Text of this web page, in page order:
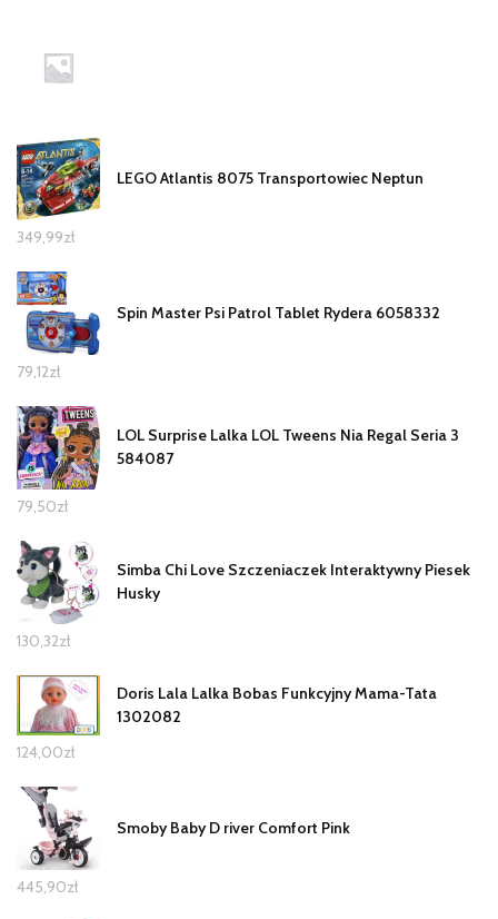
LEGO Atlantis 8075 Transportowiec Neptun
349,99zł
Spin Master Psi Patrol Tablet Rydera 6058332
79,12zł
LOL Surprise Lalka LOL Tweens Nia Regal Seria 3
584087
79,50zł
Simba Chi Love Szczeniaczek Interaktywny Piesek
Husky
130,32zł
Doris Lala Lalka Bobas Funkcyjny Mama-Tata
1302082
124,00zł
Smoby Baby D river Comfort Pink
445,90zł